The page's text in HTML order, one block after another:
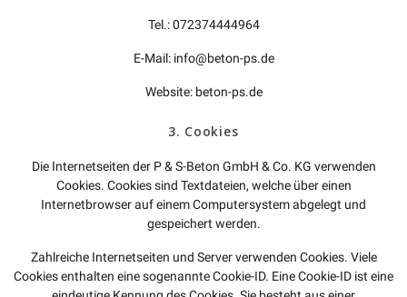
Tel.: 072374444964
E-Mail: info@beton-ps.de
Website: beton-ps.de
3. Cookies
Die Internetseiten der P & S-Beton GmbH & Co. KG verwenden
Cookies. Cookies sind Textdateien, welche über einen
Internetbrowser auf einem Computersystem abgelegt und
gespeichert werden.
Zahlreiche Internetseiten und Server verwenden Cookies. Viele
Cookies enthalten eine sogenannte Cookie-ID. Eine Cookie-ID ist eine